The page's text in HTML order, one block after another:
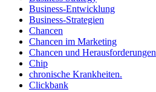
Business-Entwicklung
Business-Strategien
Chancen
Chancen im Marketing
Chancen und Herausforderungen
Chip
chronische Krankheiten.
Clickbank